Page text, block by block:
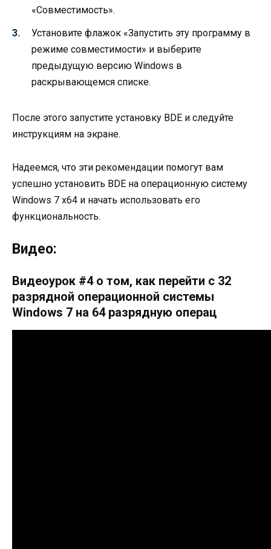
«Совместимость».
Установите флажок «Запустить эту программу в
режиме совместимости» и выберите
предыдущую версию Windows в
раскрывающемся списке.
После этого запустите установку BDE и следуйте
инструкциям на экране.
Надеемся, что эти рекомендации помогут вам
успешно установить BDE на операционную систему
Windows 7 x64 и начать использовать его
функциональность.
Видео:
Видеоурок #4 о том, как перейти с 32
разрядной операционной системы
Windows 7 на 64 разрядную операц